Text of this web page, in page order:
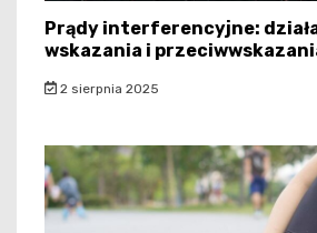
Prądy interferencyjne:
wskazania i
2 sierpnia 2025